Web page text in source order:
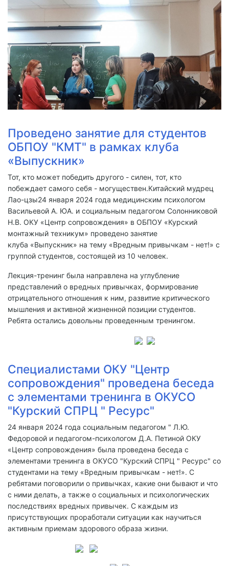
Проведено занятие для студентов
ОБПОУ "КМТ" в рамках клуба
«Выпускник»
Тот, кто может победить другого - силен, тот, кто
побеждает самого себя - могуществен.Китайский мудрец
Лао-цзы24 января 2024 года медицинским психологом
Васильевой А. ЮА. и социальным педагогом Солонниковой
Н.В. ОКУ «Центр сопровождения» в ОБПОУ «Курский
монтажный техникум» проведено занятие
клуба «Выпускник» на тему «Вредным привычкам - нет!» с
группой студентов, состоящей из 10 человек.
Лекция-тренинг была направлена на углубление
представлений о вредных привычках, формирование
отрицательного отношения к ним, развитие критического
мышления и активной жизненной позиции студентов.
Ребята остались довольны проведенным тренингом.
Специалистами ОКУ "Центр
сопровождения" проведена беседа
с элементами тренинга в ОКУСО
"Курский СПРЦ " Ресурс"
24 января 2024 года социальным педагогом " Л.Ю.
Федоровой и педагогом-психологом Д.А. Петиной ОКУ
«Центр сопровождения» была проведена беседа с
элементами тренинга в ОКУСО "Курский СПРЦ " Ресурс" со
студентами на тему «Вредным привычкам - нет!». С
ребятами поговорили о привычках, какие они бывают и что
с ними делать, а также о социальных и психологических
последствиях вредных привычек. С каждым из
присутствующих проработали ситуации как научиться
активным приемам здорового образа жизни.